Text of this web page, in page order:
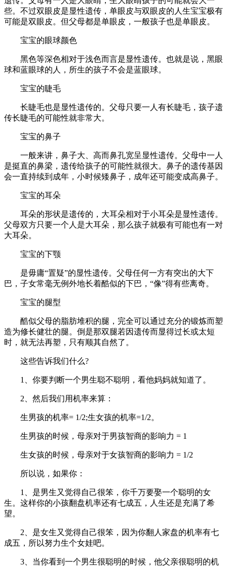
些。不过双眼皮是显性遗传，单眼皮与双眼皮的人生宝宝极有
可能是双眼皮。但父母都是单眼皮，一般孩子也是单眼皮。
宝宝的眼球颜色
黑色等深色相对于浅色而言是显性遗传。也就是说，黑眼
球和蓝眼球的人，所生的孩子不会是蓝眼球。
宝宝的睫毛
长睫毛也是显性遗传的。父母只要一人有长睫毛，孩子遗
传长睫毛的可能性就非常大。
宝宝的鼻子
一般来讲，鼻子大、高而鼻孔宽呈显性遗传。父母中一人
是挺直的鼻梁，遗传给孩子的可能性就很大。鼻子的遗传基因
会一直持续到成年，小时候矮鼻子，成年还可能变成高鼻子。
宝宝的耳朵
耳朵的形状是遗传的，大耳朵相对于小耳朵是显性遗传。
父母双方只要一个人是大耳朵，那么孩子就极有可能也有一对
大耳朵。
宝宝的下颚
是毋庸“置疑”的显性遗传。父母任何一方有突出的大下
巴，子女常毫无例外地长着酷似的下巴，“像”得有些离奇。
宝宝的腿型
酷似父母的脂肪堆积的腿，完全可以通过充分的锻炼而塑
造为修长健壮的腿。倒是那双腿若因遗传而显得过长或太短
时，就无法再塑，只有顺其自然了。
这些告诉我们什么?
1、你要判断一个男生聪不聪明，看他妈妈就知道了。
2、然后我们用机率来算：
生男孩的机率= 1/2;生女孩的机率=1/2。
生男孩的时候，母亲对于男孩智商的影响力 = 1
生女孩的时候，母亲对于女孩智商的影响力 = 1/2
所以说，如果你：
1、是男生又觉得自己很笨，你千万要娶一个聪明的女
生。这样你的小孩翻盘机率还有七成五，人生还是充满了希
望。
2、是女生又觉得自己很笨，因为你翻人家盘的机率有七
成五，所以努力生个女娃吧。
3、当你看到一个男生很聪明的时候，他父亲很聪明的机